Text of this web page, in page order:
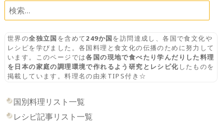
検
索:
世界の全独立国 を含めて249か国を訪問達成し、各国で食文化や
レシピを学びました。各国料理と食文化の伝播のために努力して
います。このページでは各国の現地で食べたり学んだりした料理
を日本の家庭の調理環境で作れるよう研究とレシピ化したものを
掲載しています。料理名の由来TIPS付き☆
国別料理リスト一覧
レシピ記事リスト一覧